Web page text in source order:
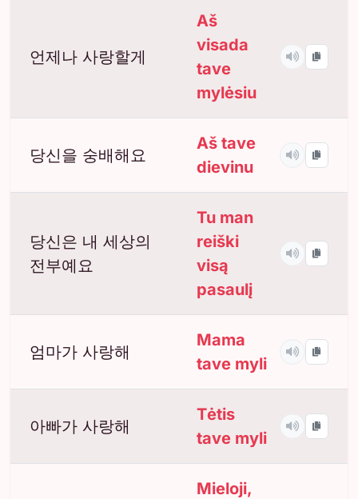
언제나 사랑할게
Aš
visada
tave
mylėsiu
당신을 숭배해요
Aš tave
dievinu
당신은 내 세상의
전부예요
Tu man
reiški
visą
pasaulį
엄마가 사랑해
Mama
tave myli
아빠가 사랑해
Tėtis
tave myli
Mieloji,